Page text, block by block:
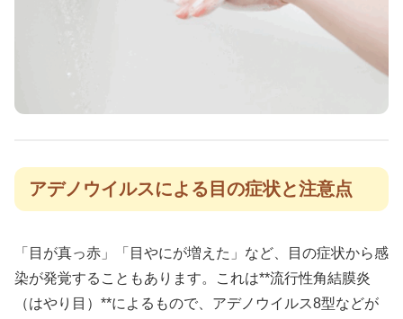
アデノウイルスによる目の症状と注意点
「目が真っ赤」「目やにが増えた」など、目の症状から感
染が発覚することもあります。これは**流行性角結膜炎
（はやり目）**によるもので、アデノウイルス8型などが